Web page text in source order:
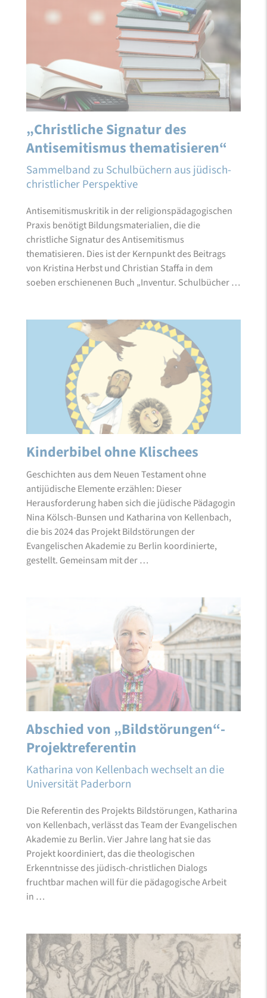
„Christliche Signatur des
Antisemitismus thematisieren“
Sammelband zu Schulbüchern aus jüdisch-
christlicher Perspektive
Antisemitismuskritik in der religionspädagogischen
Praxis benötigt Bildungsmaterialien, die die
christliche Signatur des Antisemitismus
thematisieren. Dies ist der Kernpunkt des Beitrags
von Kristina Herbst und Christian Staffa in dem
soeben erschienenen Buch „Inventur. Schulbücher …
Kinderbibel ohne Klischees
Geschichten aus dem Neuen Testament ohne
antijüdische Elemente erzählen: Dieser
Herausforderung haben sich die jüdische Pädagogin
Nina Kölsch-Bunsen und Katharina von Kellenbach,
die bis 2024 das Projekt Bildstörungen der
Evangelischen Akademie zu Berlin koordinierte,
gestellt. Gemeinsam mit der …
Abschied von „Bildstörungen“-
Projektreferentin
Katharina von Kellenbach wechselt an die
Universität Paderborn
Die Referentin des Projekts Bildstörungen, Katharina
von Kellenbach, verlässt das Team der Evangelischen
Akademie zu Berlin. Vier Jahre lang hat sie das
Projekt koordiniert, das die theologischen
Erkenntnisse des jüdisch-christlichen Dialogs
fruchtbar machen will für die pädagogische Arbeit
in …